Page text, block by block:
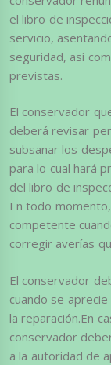
el libro de
servicio,
seguridad, así
previstas.
El conservador
deberá revisar
subsanar los
para lo cual hará
del libro de
En todo
competente
corregir averías
El conservador
cuando se
la reparación.En
conservador
a la autoridad de